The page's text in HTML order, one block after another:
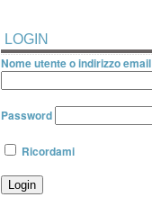
LOGIN
Nome utente o indirizzo email
Password
Ricordami